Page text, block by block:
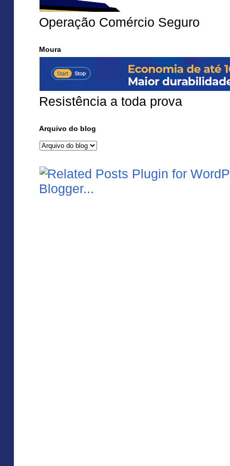
Operação Comércio Seguro
Moura
Resistência a toda prova
Arquivo do blog